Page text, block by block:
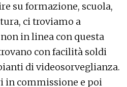
su formazione, scuola,
ci troviamo a
in linea con questa
con facilità soldi
di videosorveglianza.
in commissione e poi